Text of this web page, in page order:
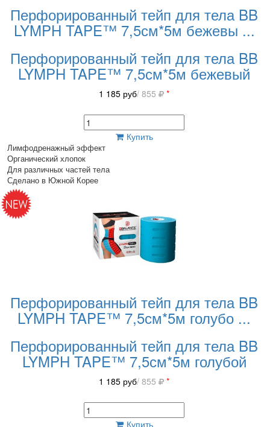
Перфорированный тейп для тела BB
LYMPH TAPE™ 7,5см*5м бежевы ...
Перфорированный тейп для тела BB
LYMPH TAPE™ 7,5см*5м бежевый
1 185 руб/ 855 *
Купить
Лимфодренажный эффект
Органический хлопок
Для различных частей тела
Сделано в Южной Корее
Перфорированный тейп для тела BB
LYMPH TAPE™ 7,5см*5м голубо ...
Перфорированный тейп для тела BB
LYMPH TAPE™ 7,5см*5м голубой
1 185 руб/ 855 *
Купить